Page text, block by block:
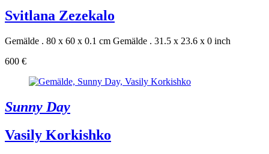
Svitlana Zezekalo
Gemälde . 80 x 60 x 0.1 cm Gemälde . 31.5 x 23.6 x 0 inch
600 €
Sunny Day
Vasily Korkishko